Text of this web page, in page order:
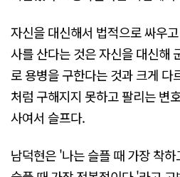
자신을 대신해서 법적으로 싸우
사를 산다는 것은 자신을 대신해
로 용병을 구한다는 것과 크게 다
처럼 구해지지 못하고 팔리는 변
사여서 슬프다.
남덕현은 '나는 슬플 때 가장 착